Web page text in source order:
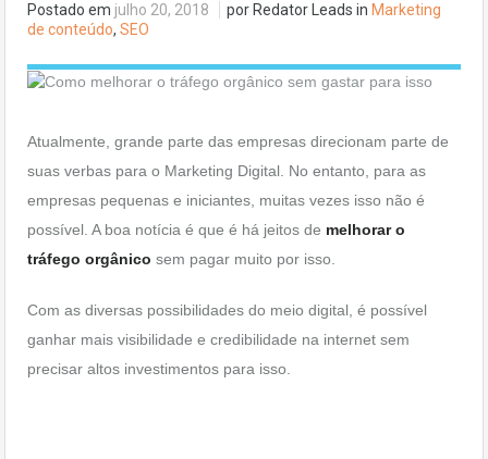
Postado em julho 20, 2018 por Redator Leads in Marketing
de conteúdo, SEO
Atualmente, grande parte das empresas direcionam parte de
suas verbas para o Marketing Digital. No entanto, para as
empresas pequenas e iniciantes, muitas vezes isso não é
possível. A boa notícia é que é há jeitos de melhorar o
tráfego orgânico sem pagar muito por isso.
Com as diversas possibilidades do meio digital, é possível
ganhar mais visibilidade e credibilidade na internet sem
precisar altos investimentos para isso.